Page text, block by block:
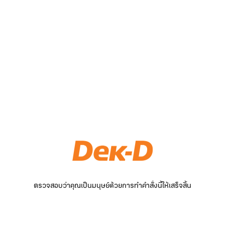
ตรวจสอบว่าคุณเป็นมนุษย์ด้วยการทำคำสั่งนี้ให้เสร็จสิ้น